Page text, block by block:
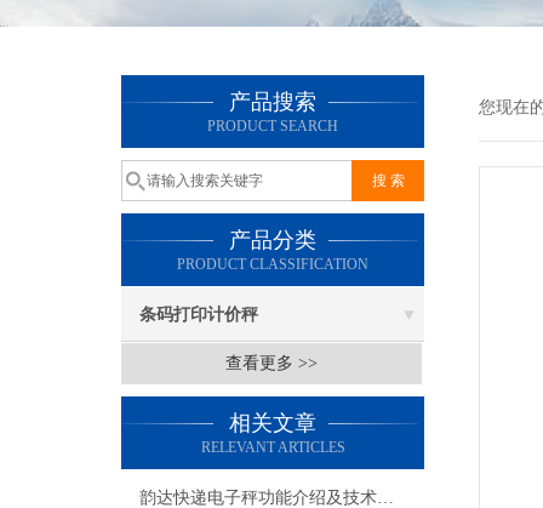
产品搜索
PRODUCT SEARCH
产品分类
PRODUCT CLASSIFICATION
条码打印计价秤
查看更多 >>
相关文章
RELEVANT ARTICLES
韵达快递电子秤功能介绍及技术参数
您现在